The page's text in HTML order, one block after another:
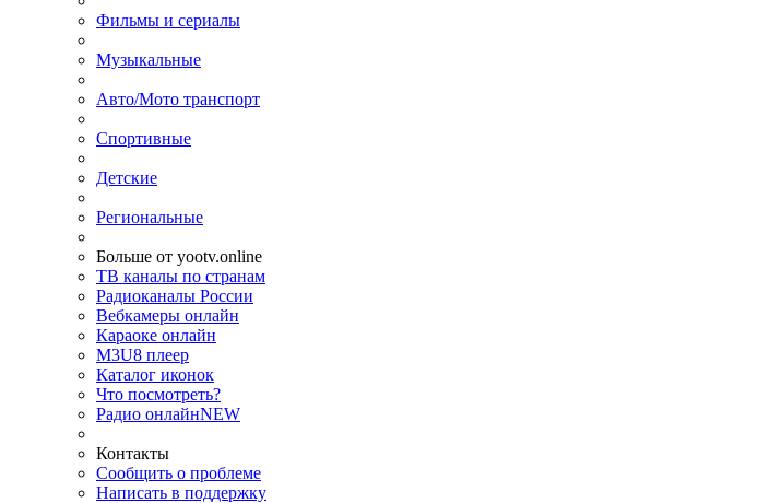
Фильмы и сериалы
Музыкальные
Авто/Мото транспорт
Спортивные
Детские
Региональные
Больше от yootv.online
ТВ каналы по странам
Радиоканалы России
Вебкамеры онлайн
Караоке онлайн
M3U8 плеер
Каталог иконок
Что посмотреть?
Радио онлайнNEW
Контакты
Сообщить о проблеме
Написать в поддержку